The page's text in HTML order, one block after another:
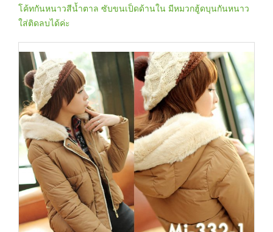
โค้ทกันหนาวสีน้ำตาล ซับขนเป็ดด้านใน มีหมวกฮู้ดบุนกันหนาว
ใส่ติดลบได้ค่ะ